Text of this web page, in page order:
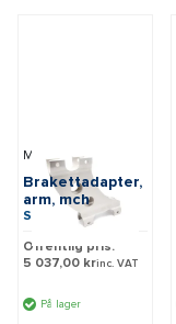
Brakettadapter,
arm, mch
SKU: M2371999
Minn Kota
Offentlig pris:
5 037,00 krinc. VAT
På lager